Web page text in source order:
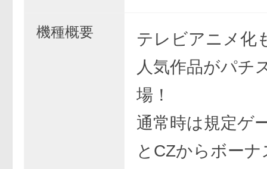
機種概要
テレビアニメ化
人気作品がパチ
場！
通常時は規定ゲ
とCZからボー